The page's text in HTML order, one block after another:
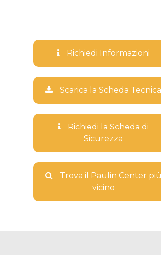
Richiedi Informazioni
Scarica la Scheda Tecnica
Richiedi la Scheda di
Sicurezza
Trova il Paulin Center più
vicino